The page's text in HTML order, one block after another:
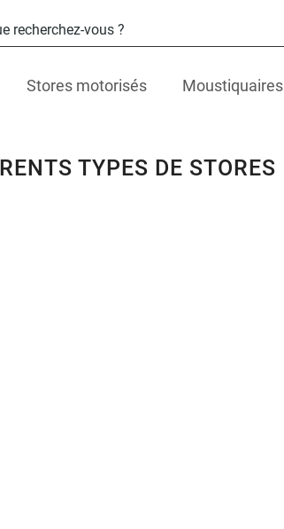
Stores motorisés Moustiquaires
TYPES DE STORES